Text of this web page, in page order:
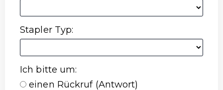
Stapler Typ:
Ich bitte um:
einen Rückruf (Antwort)